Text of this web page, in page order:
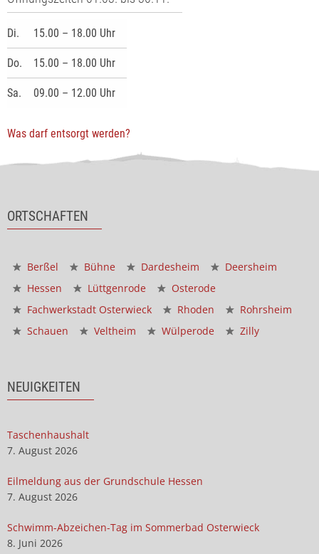
Di. 15.00 – 18.00 Uhr
Do. 15.00 – 18.00 Uhr
Sa. 09.00 – 12.00 Uhr
Was darf entsorgt werden?
ORTSCHAFTEN
Berßel Bühne Dardesheim
Deersheim
Hessen
Lüttgenrode
Osterode
Fachwerkstadt Osterwieck
Rhoden
Rohrsheim
Schauen
Veltheim Wülperode Zilly
NEUIGKEITEN
Taschenhaushalt
7. August 2026
Eilmeldung aus der Grundschule Hessen
7. August 2026
Schwimm-Abzeichen-Tag im Sommerbad Osterwieck
8. Juni 2026